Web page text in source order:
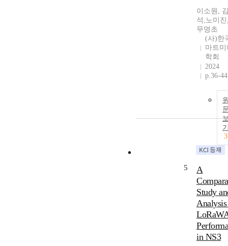
이소원,
석,노미
무명초
(사)한
마트
학회
2024
p.36-44
3
5
A
Study
in NS3